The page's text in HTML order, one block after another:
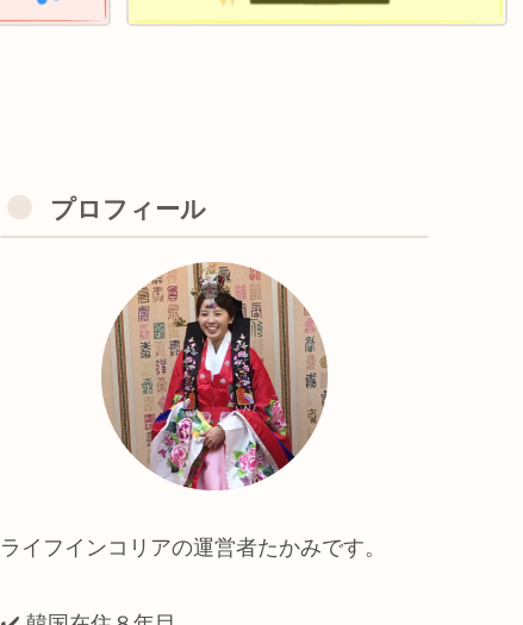
プロフィール
ライフインコリアの運営者たかみです。